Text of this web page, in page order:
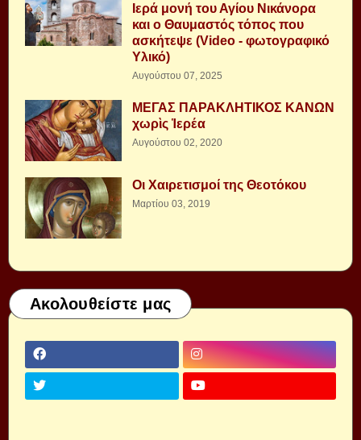
Ιερά μονή του Αγίου Νικάνορα
και ο Θαυμαστός τόπος που
ασκήτεψε (Video - φωτογραφικό
Υλικό)
Αυγούστου 07, 2025
ΜΕΓΑΣ ΠΑΡΑΚΛΗΤΙΚΟΣ ΚΑΝΩΝ
χωρὶς Ἱερέα
Αυγούστου 02, 2020
Οι Χαιρετισμοί της Θεοτόκου
Μαρτίου 03, 2019
Ακολουθείστε μας